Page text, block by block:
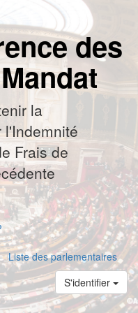
des
la
Frais de
Liste des parlementaires
S'identifier